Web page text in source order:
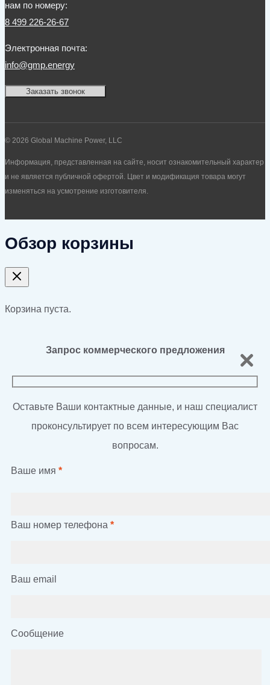
нам по номеру:
8 499 226-26-67
Электронная почта:
info@gmp.energy
Заказать звонок
© 2026 Global Machine Power, LLC
Информация, представленная на сайте, носит ознакомительный характер
и не является публичной офертой. Цвет и модификация товара могут
изменяться на усмотрение изготовителя.
Обзор корзины
Корзина пуста.
Запрос коммерческого предложения
Оставьте Ваши контактные данные, и наш специалист
проконсультирует по всем интересующим Вас
вопросам.
Ваше имя *
Ваш номер телефона *
Ваш email
Сообщение